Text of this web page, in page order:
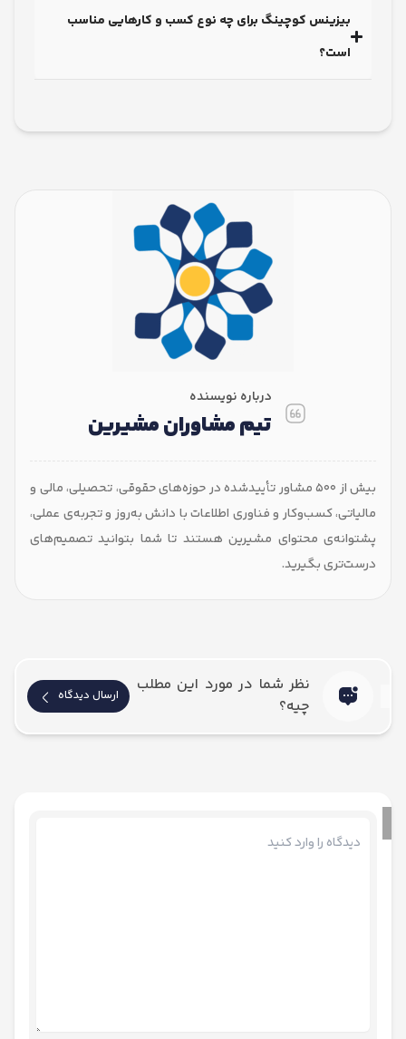
کوچینگ برای چه نوع کسب و کارهایی مناسب
درباره نویسنده
تیم مشاوران مشیرین
بیش از ۵۰۰ مشاور تأییدشده در حوزه‌های حقوقی، تحصیلی، مالی و
کسب‌وکار و فناوری اطلاعات با دانش به‌روز و تجربه‌ی عملی،
محتوای مشیرین هستند تا شما بتوانید تصمیم‌های
بگیرید.
نظر شما در مورد این مطلب
چیه؟
ارسال دیدگاه